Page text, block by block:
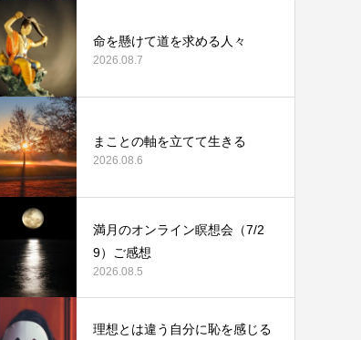
命を懸けて道を求める人々
2026.08.7
まことの軸を立てて生きる
2026.08.6
満月のオンライン瞑想会（7/2
9）ご感想
2026.08.5
理想とは違う自分に恥を感じる